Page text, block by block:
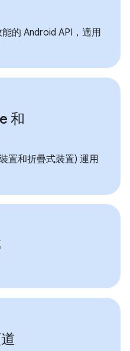
的 Android API，適用
和
置和折疊式裝置) 運用